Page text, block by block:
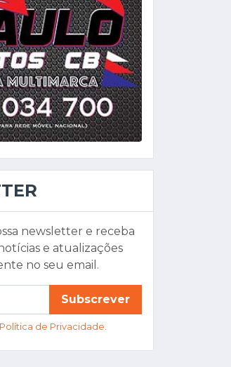
newsletter e receba
e atualizações
no seu email.
Subscrever
Política de Privacidade.